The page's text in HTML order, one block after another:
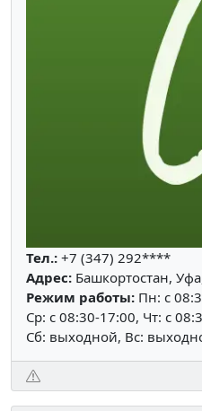
Тел.: +7 (347) 292****
Адрес: Башкортостан,
Режим работы: Пн: c
Ср: c 08:30-17:00, Чт: c
Сб: выходной, Вс: